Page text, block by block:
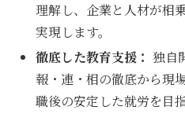
理解し、企業と人材が相
実現します。
徹底した教育支援： 独自
報・連・相の徹底から現
職後の安定した就労を目指